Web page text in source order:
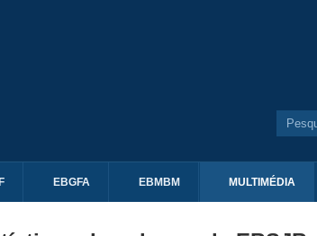
EBGFA EBMBM MULTIMÉDIA